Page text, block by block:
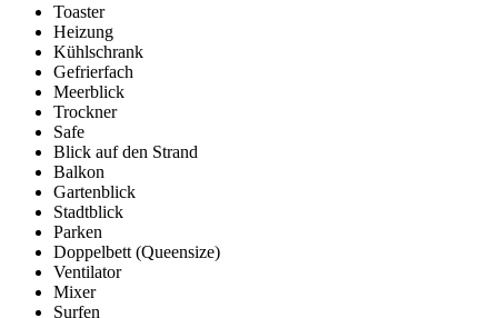
Toaster
Heizung
Kühlschrank
Gefrierfach
Meerblick
Trockner
Safe
Blick auf den Strand
Balkon
Gartenblick
Stadtblick
Parken
Doppelbett (Queensize)
Ventilator
Mixer
Surfen